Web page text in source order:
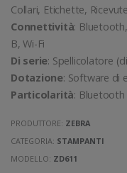
Collari, Etichette, Ricevute
Connettività:
B, Wi-Fi
Di serie: Spellicolatore
Dotazione: Software di
Particolarità: Bluetooth
PRODUTTORE: ZEBRA
CATEGORIA: STAMPANTI
MODELLO: ZD611